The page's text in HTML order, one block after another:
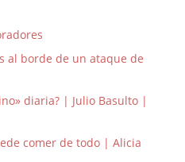
al borde de un ataque de
diaria? | Julio Basulto |
comer de todo | Alicia